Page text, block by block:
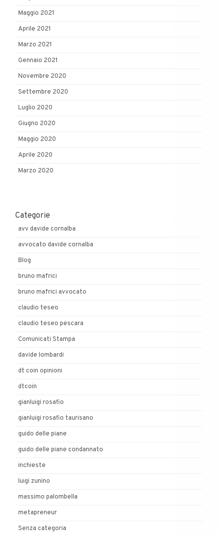
Maggio 2021
Aprile 2021
Marzo 2021
Gennaio 2021
Novembre 2020
Settembre 2020
Luglio 2020
Giugno 2020
Maggio 2020
Aprile 2020
Marzo 2020
Categorie
avv davide cornalba
avvocato davide cornalba
Blog
bruno mafrici
bruno mafrici avvocato
claudio teseo
claudio teseo pescara
Comunicati Stampa
davide lombardi
dt coin opinioni
dtcoin
gianluigi rosafio
gianluigi rosafio taurisano
guido delle piane
guido delle piane condannato
inchieste
luigi zunino
massimo palombella
metapreneur
Senza categoria